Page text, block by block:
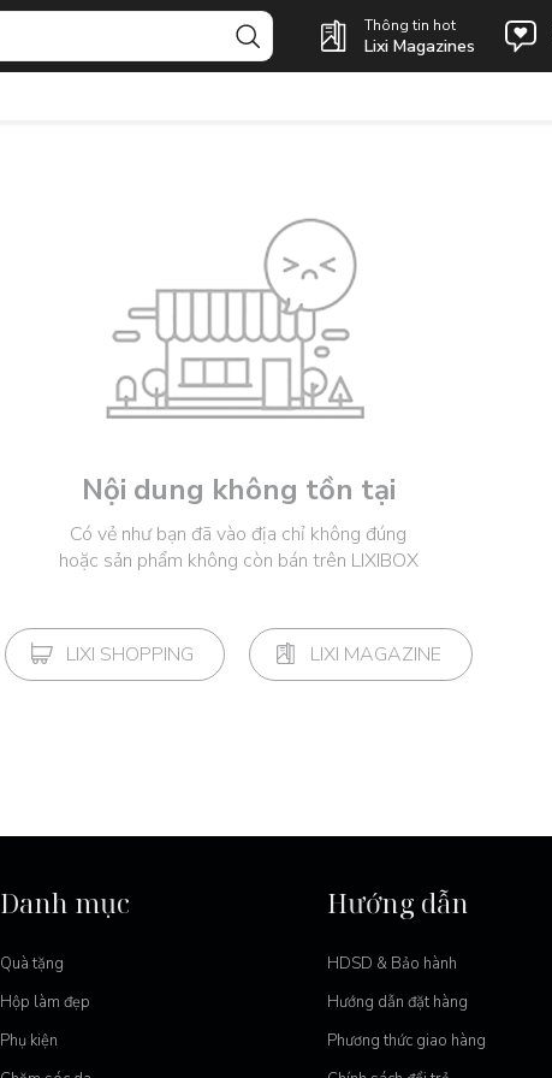
Thông tin hot
Lixi Magazines
Nội dung không tồn tại
Có vẻ như bạn đã vào địa chỉ không đúng
hoặc sản phẩm không còn bán trên LIXIBOX
LIXI SHOPPING LIXI MAGAZINE
Danh mục
Quà tặng
Hộp làm đẹp
Phụ kiện
Hướng dẫn
HDSD & Bảo hành
Hướng dẫn đặt hàng
Phương thức giao hàng